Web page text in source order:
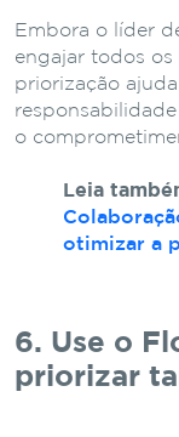
Embora o líder
engajar todos
priorização
o
Leia
otimizar a
6. Use o
priorizar